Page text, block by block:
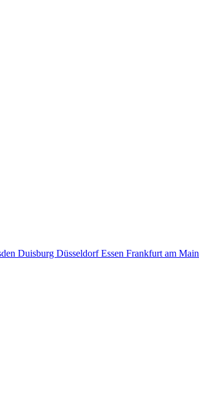
Duisburg DüsseldorfEssen Frankfurt am Main